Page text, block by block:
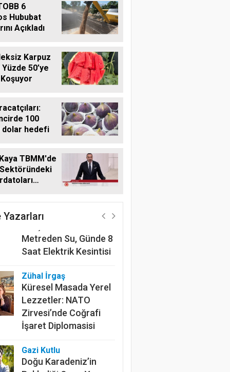
6
Hububat
Açıkladı
Karpuz
Yüzde 50’ye
100
dolar hedefi
TBMM'de
Yazarları
Harun Göksel
220 Kilometrelik
Kanalın Sonundaki Acı
Metreden Su, Günde 8
Saat Elektrik Kesintisi
Zühal İrgaş
Küresel Masada Yerel
Lezzetler: NATO
Zirvesi’nde Coğrafi
İşaret Diplomasisi
Gazi Kutlu
Doğu Karadeniz’in